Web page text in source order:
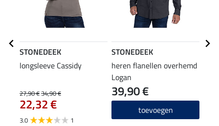
STONEDEEK
longsleeve Cassidy
27,90 €34,90 €
22,32 €
3.0 1
STONEDEEK
heren flanellen overhemd
Logan
39,90 €
toevoegen